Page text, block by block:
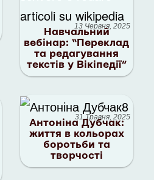
13 Червня, 2025
Навчальний
вебінар: “Переклад
та редагування
текстів у Вікіпедії”
31 Травня, 2025
Антоніна Дубчак:
життя в кольорах
боротьби та
творчості